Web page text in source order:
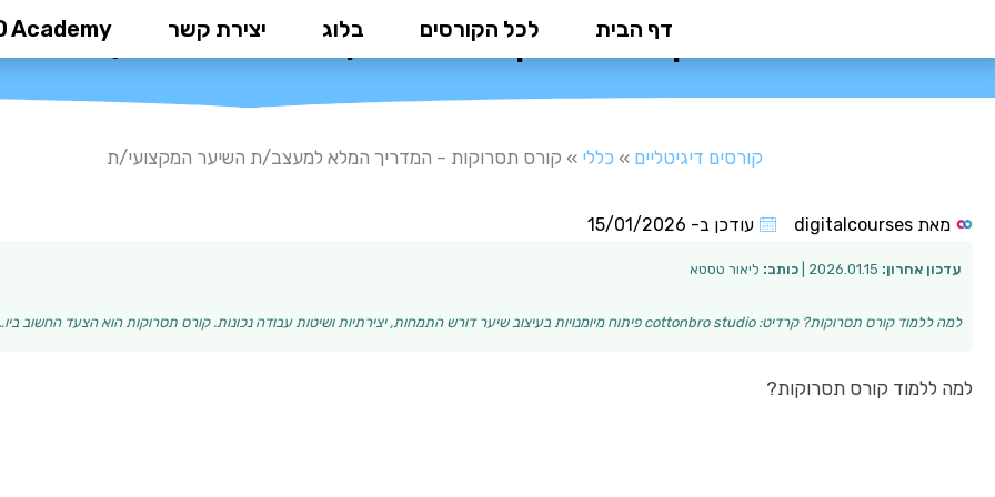
דף הבית לכל הקורסים בלוג יצירת קשר Academyקורס תסרוקות – המדריך המלא למעצב/ת
קורסים דיגיטליים » כללי » קורס תסרוקות – המדריך המלא למעצב/ת השיער המקצועי/ת
מאת עודכן ב- 15/01/2026
עדכון אחרון: כותב: ליאור טסטא
למה ללמוד קורס תסרוקות? קרדיט: cottonbro studio פיתוח מיומנויות בעיצוב שיער דורש התמחות, יצירתיות ושיטות עבודה נכונות. קורס תסרוקות הוא הצעד החשוב ביו…
למה ללמוד קורס תסרוקות?